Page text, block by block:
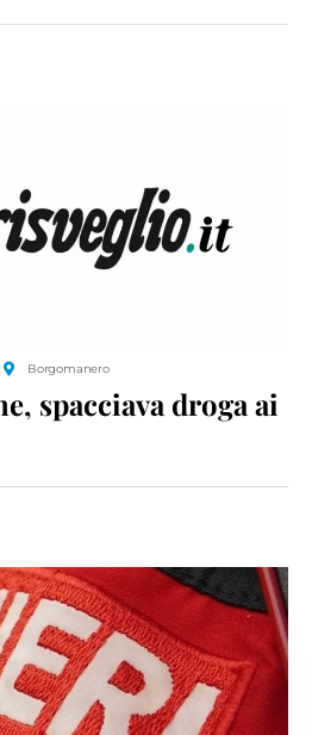
Borgomanero
spacciava droga ai